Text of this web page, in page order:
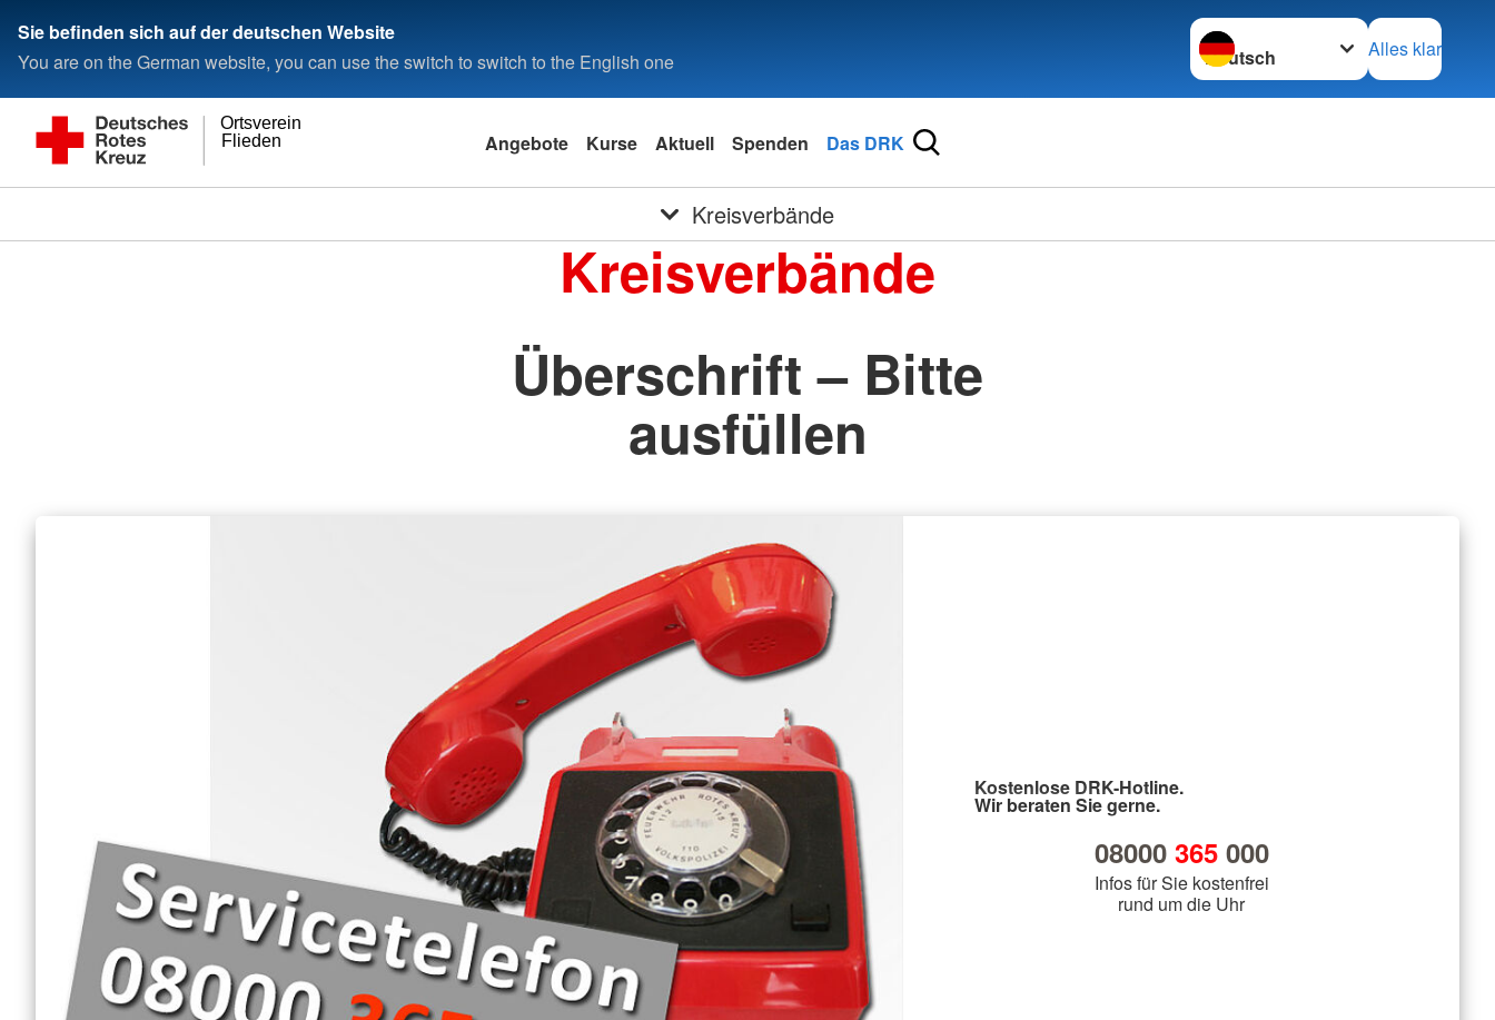
Sie befinden sich auf der deutschen Website
You are on the German website, you can use the switch to switch to the English one
Sprache wechseln zu
Alles klar
Flieden
Ortsverein
Angebote Kurse Aktuell Spenden Das DRK
Kreisverbände
Kreisverbände
Überschrift – Bitte
ausfüllen
Kostenlose DRK-Hotline.
Wir beraten Sie gerne.
08000 365000
Infos für Sie kostenfrei
rund um die Uhr